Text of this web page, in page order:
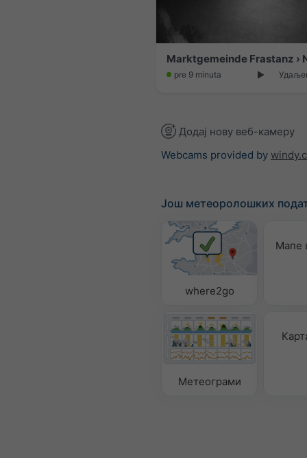
pre 9 minuta
Додај нову веб-камеру
Webcams provided by
Још метеоролошких
where2go
Мапе
Метеограми